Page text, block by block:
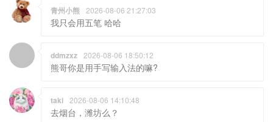
青州小熊 2026-08-06 21:27:03
我只会用五笔 哈哈
ddmzxz 2026-08-06 18:50:12
熊哥你是用手写输入法的嘛?
taki 2026-08-06 14:10:48
去烟台，潍坊么？